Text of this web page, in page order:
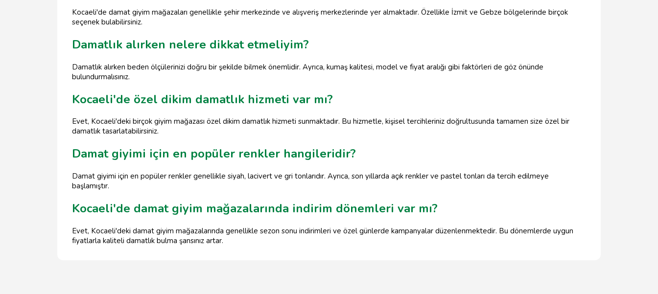
Kocaeli'de damat giyim mağazaları genellikle şehir merkezinde ve alışveriş merkezlerinde yer almaktadır. Özellikle İzmit ve Gebze bölgelerinde birçok
seçenek bulabilirsiniz.
Damatlık alırken nelere dikkat etmeliyim?
Damatlık alırken beden ölçülerinizi doğru bir şekilde bilmek önemlidir. Ayrıca, kumaş kalitesi, model ve fiyat aralığı gibi faktörleri de göz önünde
bulundurmalısınız.
Kocaeli'de özel dikim damatlık hizmeti var mı?
Evet, Kocaeli'deki birçok giyim mağazası özel dikim damatlık hizmeti sunmaktadır. Bu hizmetle, kişisel tercihleriniz doğrultusunda tamamen size özel bir
damatlık tasarlatabilirsiniz.
Damat giyimi için en popüler renkler hangileridir?
Damat giyimi için en popüler renkler genellikle siyah, lacivert ve gri tonlarıdır. Ayrıca, son yıllarda açık renkler ve pastel tonları da tercih edilmeye
başlamıştır.
Kocaeli'de damat giyim mağazalarında indirim dönemleri var mı?
Evet, Kocaeli'deki damat giyim mağazalarında genellikle sezon sonu indirimleri ve özel günlerde kampanyalar düzenlenmektedir. Bu dönemlerde uygun
fiyatlarla kaliteli damatlık bulma şansınız artar.